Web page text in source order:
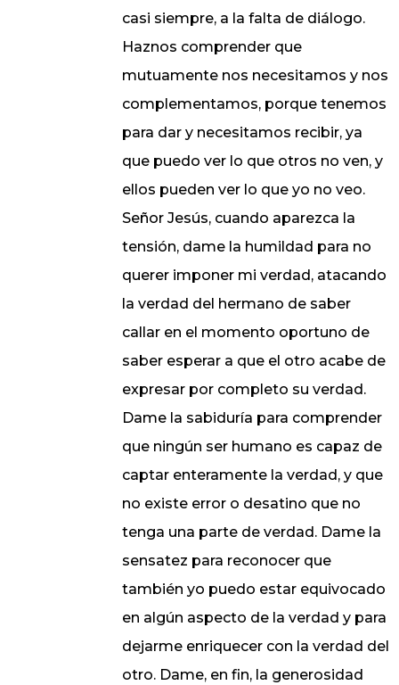
casi siempre, a la falta de diálogo.
Haznos comprender que
mutuamente nos necesitamos y nos
complementamos, porque tenemos
para dar y necesitamos recibir, ya
que puedo ver lo que otros no ven, y
ellos pueden ver lo que yo no veo.
Señor Jesús, cuando aparezca la
tensión, dame la humildad para no
querer imponer mi verdad, atacando
la verdad del hermano de saber
callar en el momento oportuno de
saber esperar a que el otro acabe de
expresar por completo su verdad.
Dame la sabiduría para comprender
que ningún ser humano es capaz de
captar enteramente la verdad, y que
no existe error o desatino que no
tenga una parte de verdad. Dame la
sensatez para reconocer que
también yo puedo estar equivocado
en algún aspecto de la verdad y para
dejarme enriquecer con la verdad del
otro. Dame, en fin, la generosidad